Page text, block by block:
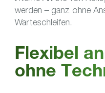
werden – ganz ohne
Warteschleifen.
Flexibel
ohne